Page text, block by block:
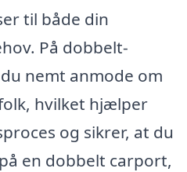
til både din
På dobbelt-
nemt anmode om
hvilket hjælper
og sikrer, at du
en dobbelt carport,